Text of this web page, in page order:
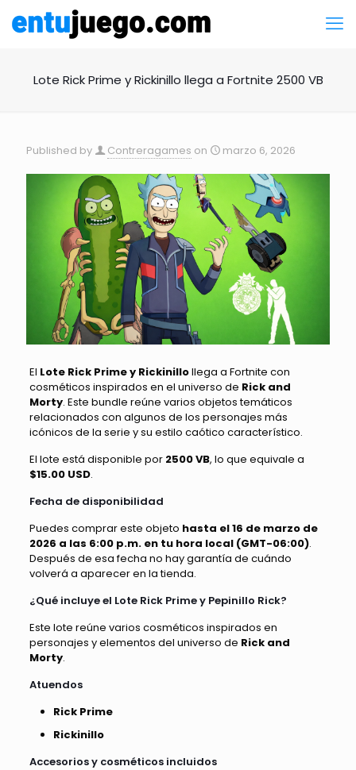
Lote Rick Prime y Rickinillo llega a Fortnite 2500 VB
Published by Contreragames on marzo 6, 2026
El Lote Rick Prime y Rickinillollega a Fortnite con
cosméticos inspirados en el universo de Rick and
Morty. Este bundle reúne varios objetos temáticos
relacionados con algunos de los personajes más
icónicos de la serie y su estilo caótico característico.
El lote está disponible por 2500 VB, lo que equivale a
$15.00 USD.
Fecha de disponibilidad
Puedes comprar este objeto hasta el 16 de marzo de
2026 a las 6:00 p.m. en tu hora local (GMT-06:00).
Después de esa fecha no hay garantía de cuándo
volverá a aparecer en la tienda.
¿Qué incluye el Lote Rick Prime y Pepinillo Rick?
Este lote reúne varios cosméticos inspirados en
personajes y elementos del universo de Rick and
Morty.
Atuendos
Rick Prime
Rickinillo
Accesorios y cosméticos incluidos